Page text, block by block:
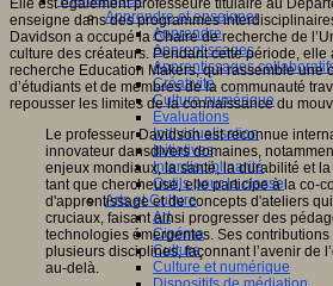
Apprendre et enseigner
Apprendre
Apprentissages
Apprentissages
Créativité
Culture numérique
Evaluations
Individualisation
Initiatives
Interdisciplinarité
Outils pour la classe
Arts et Culture
Art
Cinéma
Culture
Culture et numérique
Elle est également professeure titulaire au
enseigne dans des programmes
Davidson a occupé la Chaire de recherche de
culture des créateurs. Pendant cette période, elle
recherche Education Makers, qui rassemble une
d’étudiants et de membres de la communauté
repousser les limites de la connaissance du
Le professeur Davidson est reconnue
innovateur dansdivers domaines,
enjeux mondiaux, la santé, la durabilité et
tant que chercheuse, elle participe à la co-
d'apprentissage et de concepts d'ateliers
cruciaux, faisant ainsi progresser des
technologies émergentes. Ses contributions
plusieurs disciplines, façonnant l’avenir de
au-delà.